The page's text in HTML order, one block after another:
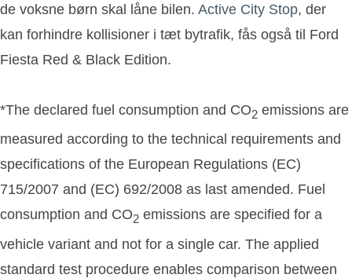
de voksne børn skal låne bilen. Active City Stop, der
kan forhindre kollisioner i tæt bytrafik, fås også til Ford
Fiesta Red & Black Edition.
*The declared fuel consumption and CO2 emissions are
measured according to the technical requirements and
specifications of the European Regulations (EC)
715/2007 and (EC) 692/2008 as last amended. Fuel
consumption and CO2 emissions are specified for a
vehicle variant and not for a single car. The applied
standard test procedure enables comparison between